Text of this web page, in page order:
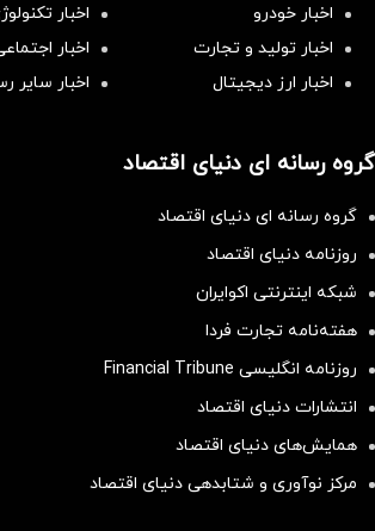
اخبار خودرو
اخبار
اخبار تولید و تجارت
اخبار
اخبار ارز دیجیتال
اخبار سایر
گروه رسانه ای دنیای اقتصاد
گروه رسانه ای دنیای اقتصاد
روزنامه دنیای اقتصاد
شبکه اینترنتی اکوایران
هفته‌نامه تجارت فردا
روزنامه انگلیسی Financial Tribune
انتشارات دنیای اقتصاد
همایش‌های دنیای اقتصاد
مرکز نوآوری و شتابدهی دنیای اقتصاد